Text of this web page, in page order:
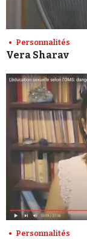
Personnalités
Vera Sharav
Personnalités